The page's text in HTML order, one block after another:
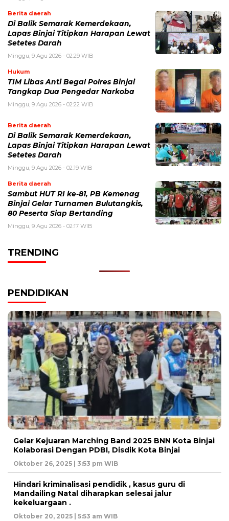
Berita daerah
Di Balik Semarak Kemerdekaan,
Lapas Binjai Titipkan Harapan Lewat
Setetes Darah
Minggu, 9 Agu 2026 - 02:29 WIB
Hukum
TIM Libas Anti Begal Polres Binjai
Tangkap Dua Pengedar Narkoba
Minggu, 9 Agu 2026 - 02:22 WIB
Berita daerah
Di Balik Semarak Kemerdekaan,
Lapas Binjai Titipkan Harapan Lewat
Setetes Darah
Minggu, 9 Agu 2026 - 02:19 WIB
Berita daerah
Sambut HUT RI ke-81, PB Kemenag
Binjai Gelar Turnamen Bulutangkis,
80 Peserta Siap Bertanding
Minggu, 9 Agu 2026 - 02:17 WIB
TRENDING
PENDIDIKAN
Gelar Kejuaran Marching Band 2025 BNN Kota Binjai
Kolaborasi Dengan PDBI, Disdik Kota Binjai
Oktober 26, 2025 | 3:53 pm WIB
Hindari kriminalisasi pendidik , kasus guru di
Mandailing Natal diharapkan selesai jalur
kekeluargaan .
Oktober 20, 2025 | 5:53 am WIB